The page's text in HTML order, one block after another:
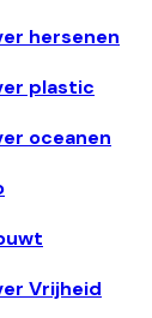
hersenen
plastic
oceanen
Vrijheid